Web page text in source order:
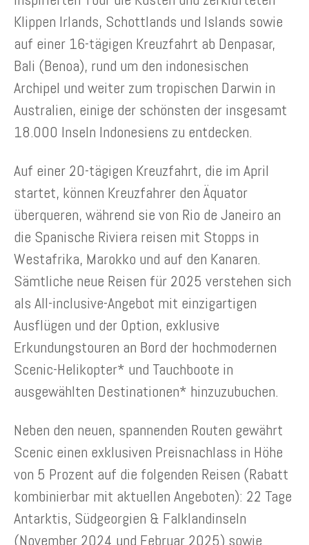
Klippen Irlands, Schottlands und Islands sowie
auf einer 16-tägigen Kreuzfahrt ab Denpasar,
Bali (Benoa), rund um den indonesischen
Archipel und weiter zum tropischen Darwin in
Australien, einige der schönsten der insgesamt
18.000 Inseln Indonesiens zu entdecken.
Auf einer 20-tägigen Kreuzfahrt, die im April
startet, können Kreuzfahrer den Äquator
überqueren, während sie von Rio de Janeiro an
die Spanische Riviera reisen mit Stopps in
Westafrika, Marokko und auf den Kanaren.
Sämtliche neue Reisen für 2025 verstehen sich
als All-inclusive-Angebot mit einzigartigen
Ausflügen und der Option, exklusive
Erkundungstouren an Bord der hochmodernen
Scenic-Helikopter* und Tauchboote in
ausgewählten Destinationen* hinzuzubuchen.
Neben den neuen, spannenden Routen gewährt
Scenic einen exklusiven Preisnachlass in Höhe
von 5 Prozent auf die folgenden Reisen (Rabatt
kombinierbar mit aktuellen Angeboten): 22 Tage
Antarktis, Südgeorgien & Falklandinseln
(November 2024 und Februar 2025) sowie